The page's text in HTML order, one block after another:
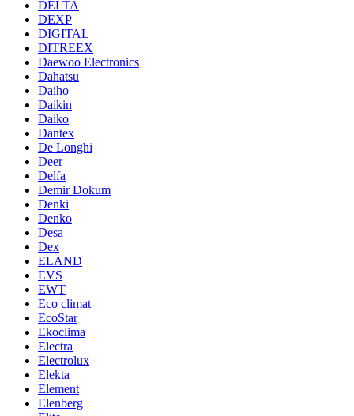
DELTA
DEXP
DIGITAL
DITREEX
Daewoo Electronics
Dahatsu
Daiho
Daikin
Daiko
Dantex
De Longhi
Deer
Delfa
Demir Dokum
Denki
Denko
Desa
Dex
ELAND
EVS
EWT
Eco climat
EcoStar
Ekoclima
Electra
Electrolux
Elekta
Element
Elenberg